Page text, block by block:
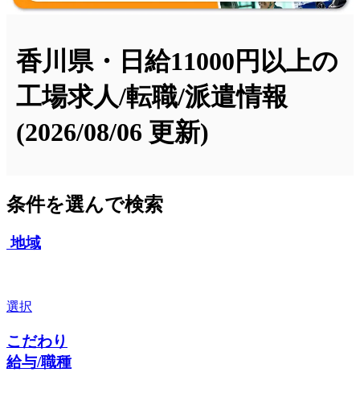
香川県・日給11000円以上の
工場求人/転職/派遣情報
(2026/08/06 更新)
条件を選んで検索
地域
選択
こだわり
給与/職種